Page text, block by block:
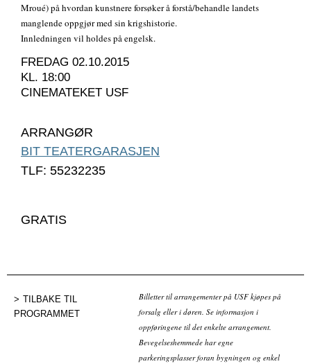
Mroué) på hvordan kunstnere forsøker å forstå/behandle landets
manglende oppgjør med sin krigshistorie.
Innledningen vil holdes på engelsk.
FREDAG 02.10.2015
KL. 18:00
CINEMATEKET USF
ARRANGØR
BIT TEATERGARASJEN
TLF: 55232235
GRATIS
TILBAKE TIL
PROGRAMMET
Billetter til arrangementer på USF kjøpes på
forsalg eller i døren. Se informasjon i
oppføringene til det enkelte arrangement.
Bevegelseshemmede har egne
parkeringsplasser foran bygningen og enkel